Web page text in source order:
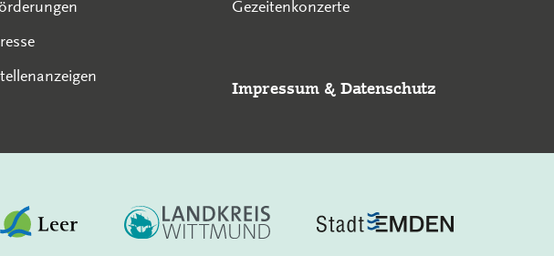
Gezeitenkonzerte
Impressum & Datenschutz